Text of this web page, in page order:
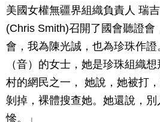
美國女權無疆界組織負責人 瑞
(Chris Smith)召開了國會聽證會
會，我為陳光誠，也為珍珠作
（音）的女士，她是珍珠組織
村的網民之一， 她說，她被打
剝掉，裸體搜查她。她還說，
慘。」